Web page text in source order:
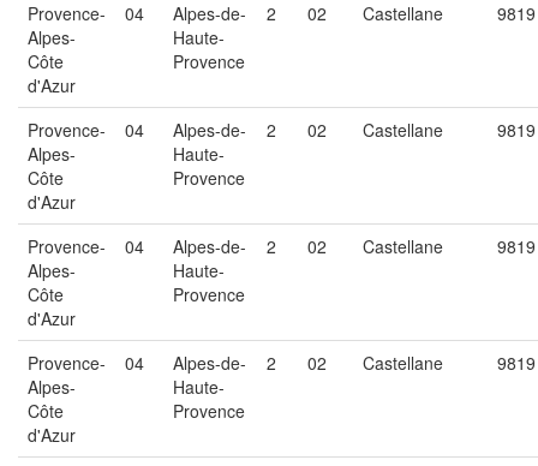
Provence-
Alpes-
Côte
d'Azur
04
Alpes-de-
Haute-
Provence
2 02 Castellane 9819
Provence-
Alpes-
Côte
d'Azur
04
Alpes-de-
Haute-
Provence
2 02 Castellane 9819
Provence-
Alpes-
Côte
d'Azur
04
Alpes-de-
Haute-
Provence
2 02 Castellane 9819
Provence-
Alpes-
Côte
d'Azur
04
Alpes-de-
Haute-
Provence
2 02 Castellane 9819